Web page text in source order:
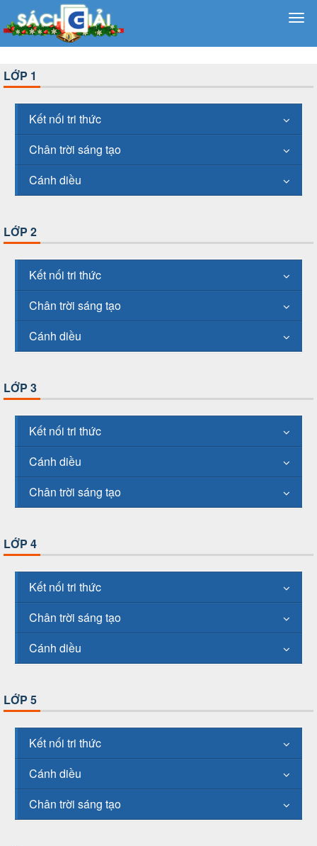
LỚP 1
Kết nối tri thức
Chân trời sáng tạo
Cánh diều
LỚP 2
Kết nối tri thức
Chân trời sáng tạo
Cánh diều
LỚP 3
Kết nối tri thức
Cánh diều
Chân trời sáng tạo
LỚP 4
Kết nối tri thức
Chân trời sáng tạo
Cánh diều
LỚP 5
Kết nối tri thức
Cánh diều
Chân trời sáng tạo